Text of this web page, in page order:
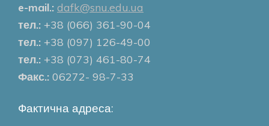
e-mail.: dafk@snu.edu.ua
тел.: +38 (066) 361-90-04
тел.: +38 (097) 126-49-00
тел.: +38 (073) 461-80-74
Факс.: 06272- 98-7-33
Фактична адреса: